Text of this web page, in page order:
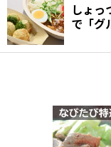
しょ
で「グ